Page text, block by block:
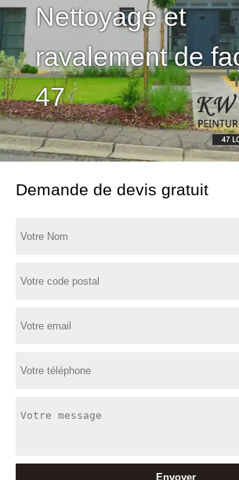
Nettoyage et
ravalement de
47
Demande de devis gratuit